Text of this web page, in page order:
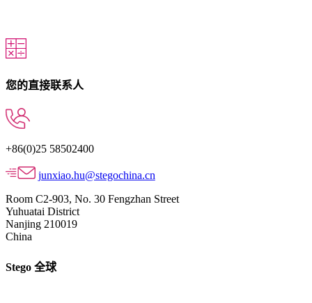
您的直接联系人
+86(0)25 58502400
junxiao.hu@stegochina.cn
Room C2-903, No. 30 Fengzhan Street
Yuhuatai District
Nanjing 210019
China
Stego 全球